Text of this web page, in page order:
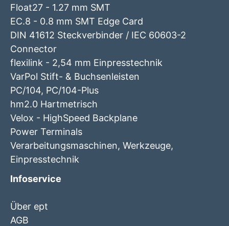
Float27 - 1.27 mm SMT
EC.8 - 0.8 mm SMT Edge Card
DIN 41612 Steckverbinder / IEC 60603-2
Connector
flexilink - 2,54 mm Einpresstechnik
VarPol Stift- & Buchsenleisten
PC/104, PC/104-Plus
hm2.0 Hartmetrisch
Velox - HighSpeed Backplane
Power Terminals
Verarbeitungsmaschinen, Werkzeuge,
Einpresstechnik
Infoservice
Über ept
AGB